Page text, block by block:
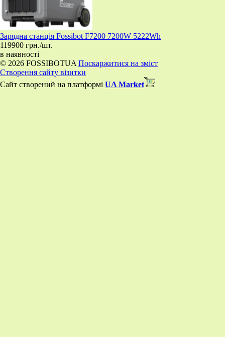
Зарядна станція Fossibot F7200 7200W 5222Wh
119900 грн./шт.
в наявності
© 2026 FOSSIBOTUA Поскаржитися на зміст
Створення сайту візитки
Сайт створений на платформі UA Market